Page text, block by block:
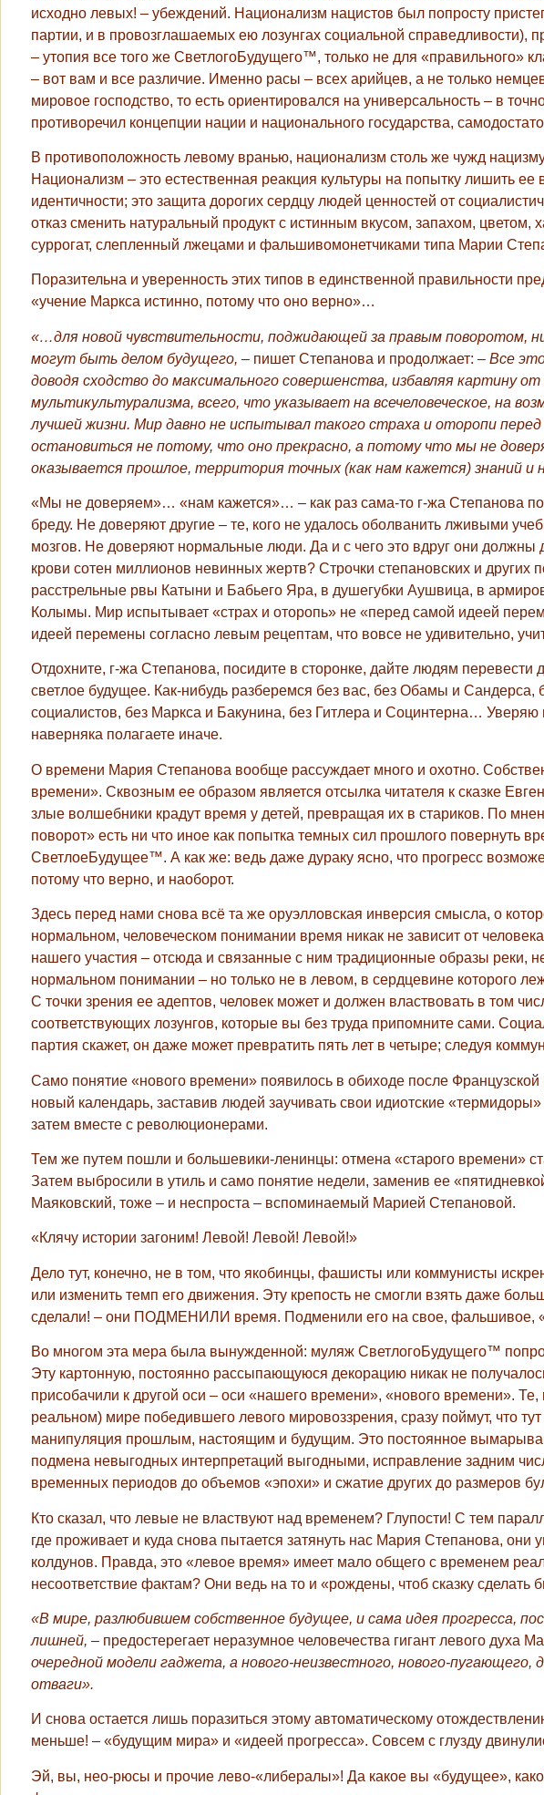
исходно левых! – убеждений. Национализм нацистов был попросту
партии, и в провозглашаемых ею лозунгах социальной
– утопия все того же СветлогоБудущего™, только не для «правильного»
– вот вам и все различие. Именно расы – всех арийцев, а не только
мировое господство, то есть ориентировался на универсальность – в
противоречил концепции нации и национального государства,
В противоположность левому вранью, национализм столь же чужд
Национализм – это естественная реакция культуры на попытку лишить
идентичности; это защита дорогих сердцу людей ценностей от
отказ сменить натуральный продукт с истинным вкусом, запахом, цветом,
суррогат, слепленный лжецами и фальшивомонетчиками типа Марии
Поразительна и уверенность этих типов в единственной правильности
«учение Маркса истинно, потому что оно верно»…
«…для новой чувствительности, поджидающей за правым поворотом,
могут быть делом будущего, – пишет Степанова и продолжает: – Все
доводя сходство до максимального совершенства, избавляя картину
мультикультурализма, всего, что указывает на всечеловеческое, на
лучшей жизни. Мир давно не испытывал такого страха и оторопи
остановиться не потому, что оно прекрасно, а потому что мы не
оказывается прошлое, территория точных (как нам кажется) знаний и
«Мы не доверяем»… «нам кажется»… – как раз сама-то г-жа Степанова
бреду. Не доверяют другие – те, кого не удалось оболванить лживыми
мозгов. Не доверяют нормальные люди. Да и с чего это вдруг они
крови сотен миллионов невинных жертв? Строчки степановских и других
расстрельные рвы Катыни и Бабьего Яра, в душегубки Аушвица, в
Колымы. Мир испытывает «страх и оторопь» не «перед самой идеей
идеей перемены согласно левым рецептам, что вовсе не удивительно,
Отдохните, г-жа Степанова, посидите в сторонке, дайте людям
светлое будущее. Как-нибудь разберемся без вас, без Обамы и Сандерса,
социалистов, без Маркса и Бакунина, без Гитлера и Социнтерна… Уверяю
наверняка полагаете иначе.
О времени Мария Степанова вообще рассуждает много и охотно.
времени». Сквозным ее образом является отсылка читателя к сказке
злые волшебники крадут время у детей, превращая их в стариков. По
поворот» есть ни что иное как попытка темных сил прошлого повернуть
СветлоеБудущее™. А как же: ведь даже дураку ясно, что прогресс
потому что верно, и наоборот.
Здесь перед нами снова всё та же оруэлловская инверсия смысла, о
нормальном, человеческом понимании время никак не зависит от
нашего участия – отсюда и связанные с ним традиционные образы реки,
нормальном понимании – но только не в левом, в сердцевине которого
С точки зрения ее адептов, человек может и должен властвовать в том
соответствующих лозунгов, которые вы без труда припомните сами.
партия скажет, он даже может превратить пять лет в четыре; следуя
Само понятие «нового времени» появилось в обиходе после
новый календарь, заставив людей заучивать свои идиотские
затем вместе с революционерами.
Тем же путем пошли и большевики-ленинцы: отмена «старого времени»
Затем выбросили в утиль и само понятие недели, заменив ее
Маяковский, тоже – и неспроста – вспоминаемый Марией Степановой.
«Клячу истории загоним! Левой! Левой! Левой!»
Дело тут, конечно, не в том, что якобинцы, фашисты или коммунисты
или изменить темп его движения. Эту крепость не смогли взять даже
сделали! – они ПОДМЕНИЛИ время. Подменили его на свое, фальшивое,
Во многом эта мера была вынужденной: муляж СветлогоБудущего™
Эту картонную, постоянно рассыпающуюся декорацию никак не
присобачили к другой оси – оси «нашего времени», «нового времени».
реальном) мире победившего левого мировоззрения, сразу поймут, что
манипуляция прошлым, настоящим и будущим. Это постоянное
подмена невыгодных интерпретаций выгодными, исправление задним
временных периодов до объемов «эпохи» и сжатие других до размеров
Кто сказал, что левые не властвуют над временем? Глупости! С тем
где проживает и куда снова пытается затянуть нас Мария Степанова, они
колдунов. Правда, это «левое время» имеет мало общего с временем
несоответствие фактам? Они ведь на то и «рождены, чтоб сказку
«В мире, разлюбившем собственное будущее, и сама идея прогресса,
лишней, – предостерегает неразумное человечества гигант левого духа
очередной модели гаджета, а нового-неизвестного, нового-
отваги».
И снова остается лишь поразиться этому автоматическому
меньше! – «будущим мира» и «идеей прогресса». Совсем с глузду
Эй, вы, нео-рюсы и прочие лево-«либералы»! Да какое вы «будущее»,